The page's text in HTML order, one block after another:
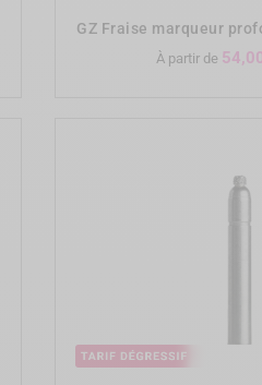
GZ Fraise marqueur
À partir de